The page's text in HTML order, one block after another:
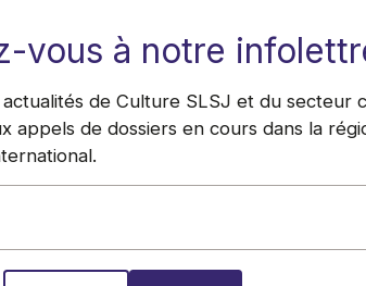
vous à notre
de Culture SLSJ et du secteur
appels de dossiers en cours dans la
financier pour 15
et littéraires
Lac-Saint-Jean
arts et des lettres du
les municipalités régionales
de Lac-Saint-Jean-Est, de
du Domaine-du-Roy et du